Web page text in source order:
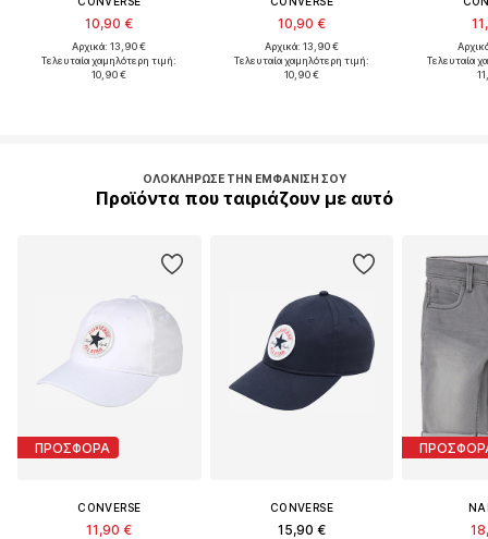
10,90 €
Αρχικά: 13,90 €
Τελευταία χαμηλότερη τιμή:
10,90 €
10,90 €
Αρχικά: 13,90 €
Τελευταία χαμηλότερη τιμή:
10,90 €
Τελευταία
ΟΛΟΚΛΉΡΩΣΕ ΤΗΝ ΕΜΦΆΝΙΣΉ ΣΟΥ
Προϊόντα που ταιριάζουν με αυτό
ΠΡΟΣΦΟΡΑ
CONVERSE
11,90 €
CONVERSE
15,90 €